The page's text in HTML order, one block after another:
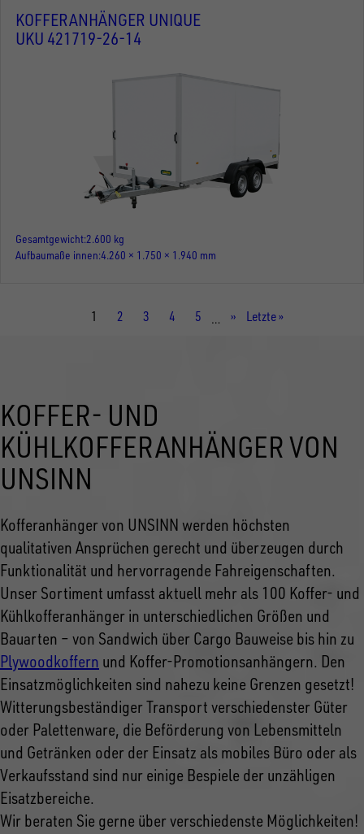
KOFFERANHÄNGER UNIQUE
UKU 421719-26-14
Gesamtgewicht 2.600 kg
Aufbaumaße innen 4.260 × 1.750 × 1.940 mm
Aktuelle
1 Seite
2 Seite
3 Seite
4 Seite
5 …
Nächste
››
Letzte
Letzte »
KOFFER- UND
KÜHLKOFFERANHÄNGER VON
UNSINN
Kofferanhänger von UNSINN werden höchsten
qualitativen Ansprüchen gerecht und überzeugen durch
Funktionalität und hervorragende Fahreigenschaften.
Unser Sortiment umfasst aktuell mehr als 100 Koffer- und
Kühlkofferanhänger in unterschiedlichen Größen und
Bauarten – von Sandwich über Cargo Bauweise bis hin zu
Plywoodkoffern und Koffer-Promotionsanhängern. Den
Einsatzmöglichkeiten sind nahezu keine Grenzen gesetzt!
Witterungsbeständiger Transport verschiedenster Güter
oder Palettenware, die Beförderung von Lebensmitteln
und Getränken oder der Einsatz als mobiles Büro oder als
Verkaufsstand sind nur einige Bespiele der unzähligen
Eisatzbereiche.
Wir beraten Sie gerne über verschiedenste Möglichkeiten!